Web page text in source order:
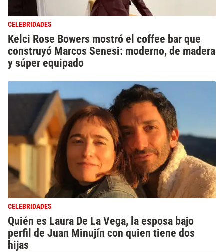
CELEBRIDADES
Kelci Rose Bowers mostró el coffee bar que
construyó Marcos Senesi: moderno, de madera
y súper equipado
CELEBRIDADES
Quién es Laura De La Vega, la esposa bajo
perfil de Juan Minujín con quien tiene dos
hijas